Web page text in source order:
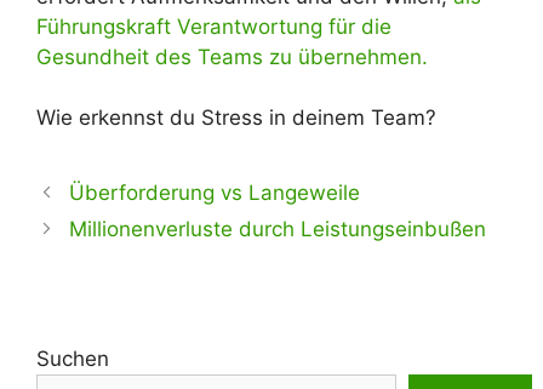
Führungskraft Verantwortung für die
Gesundheit des Teams zu übernehmen.
Wie erkennst du Stress in deinem Team?
Überforderung vs Langeweile
Millionenverluste durch Leistungseinbußen
Suchen